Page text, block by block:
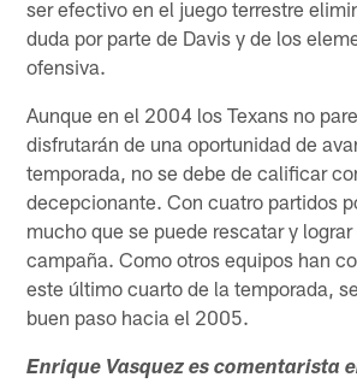
ser efectivo en el juego terrestre
duda por parte de Davis y de los
ofensiva.
Aunque en el 2004 los Texans no
disfrutarán de una oportunidad de
temporada, no se debe de calificar
decepcionante. Con cuatro partidos
mucho que se puede rescatar y lograr
campaña. Como otros equipos han
este último cuarto de la temporada,
buen paso hacia el 2005.
Enrique Vasquez es comentarista